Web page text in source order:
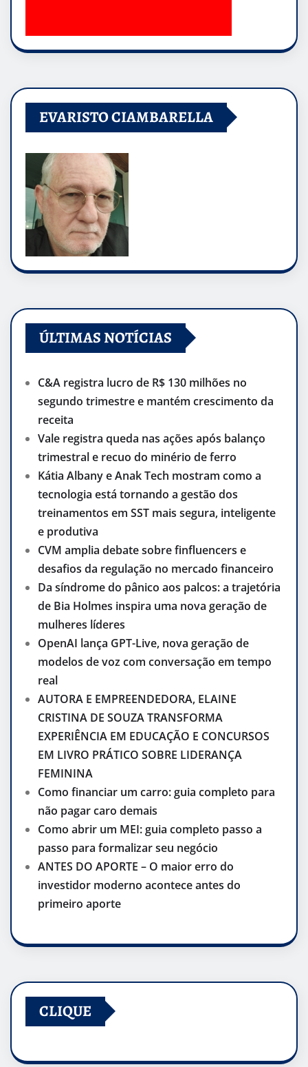
EVARISTO CIAMBARELLA
ÚLTIMAS NOTÍCIAS
C&A registra lucro de R$ 130 milhões no
segundo trimestre e mantém crescimento da
receita
Vale registra queda nas ações após balanço
trimestral e recuo do minério de ferro
Kátia Albany e Anak Tech mostram como a
tecnologia está tornando a gestão dos
treinamentos em SST mais segura, inteligente
e produtiva
CVM amplia debate sobre finfluencers e
desafios da regulação no mercado financeiro
Da síndrome do pânico aos palcos: a trajetória
de Bia Holmes inspira uma nova geração de
mulheres líderes
OpenAI lança GPT-Live, nova geração de
modelos de voz com conversação em tempo
real
AUTORA E EMPREENDEDORA, ELAINE
CRISTINA DE SOUZA TRANSFORMA
EXPERIÊNCIA EM EDUCAÇÃO E CONCURSOS
EM LIVRO PRÁTICO SOBRE LIDERANÇA
FEMININA
Como financiar um carro: guia completo para
não pagar caro demais
Como abrir um MEI: guia completo passo a
passo para formalizar seu negócio
ANTES DO APORTE – O maior erro do
investidor moderno acontece antes do
primeiro aporte
CLIQUE